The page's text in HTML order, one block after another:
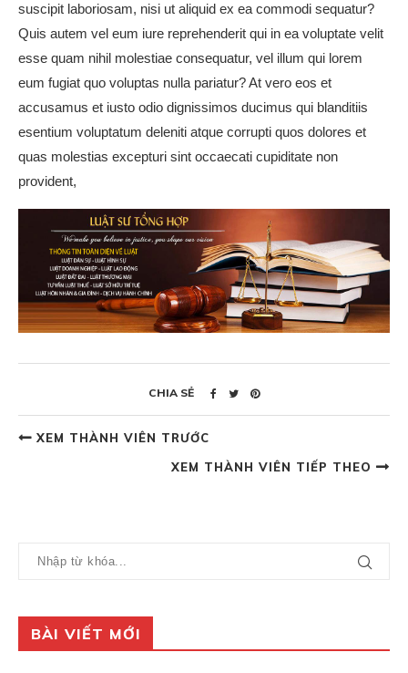
suscipit laboriosam, nisi ut aliquid ex ea commodi sequatur?
Quis autem vel eum iure reprehenderit qui in ea voluptate velit
esse quam nihil molestiae consequatur, vel illum qui lorem
eum fugiat quo voluptas nulla pariatur? At vero eos et
accusamus et iusto odio dignissimos ducimus qui blanditiis
esentium voluptatum deleniti atque corrupti quos dolores et
quas molestias excepturi sint occaecati cupiditate non
provident,
CHIA SẺ
XEM THÀNH VIÊN TRƯỚC
XEM THÀNH VIÊN TIẾP THEO
BÀI VIẾT MỚI